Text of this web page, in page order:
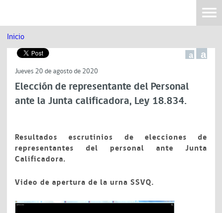
Inicio
a a
Jueves 20 de agosto de 2020
Elección de representante del Personal
ante la Junta calificadora, Ley 18.834.
Resultados escrutinios de elecciones de
representantes del personal ante Junta
Calificadora.
Video de apertura de la urna SSVQ.